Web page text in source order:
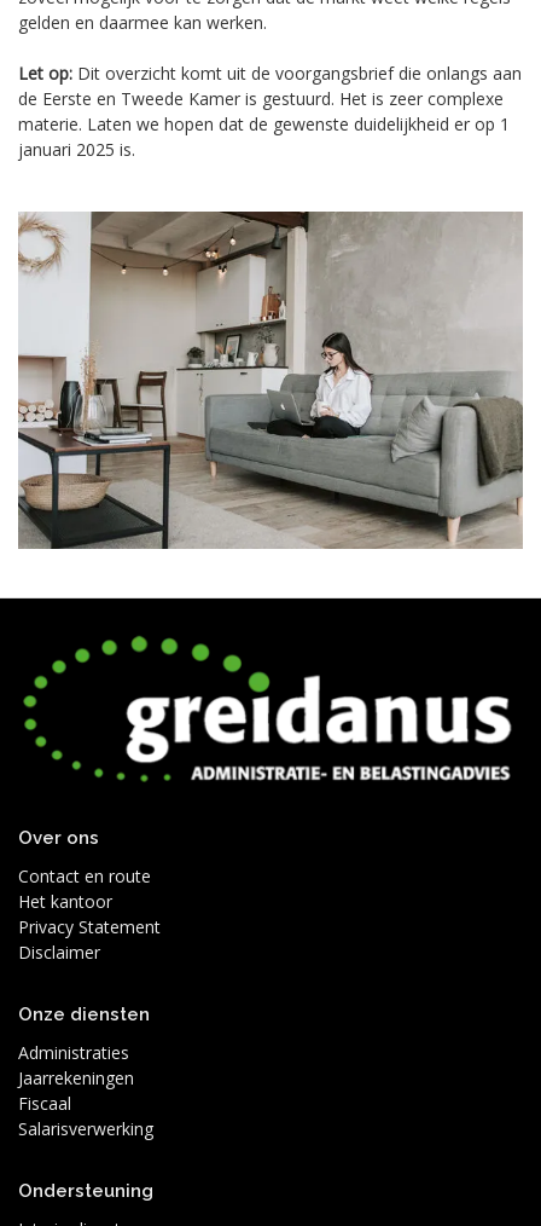
gelden en daarmee kan werken.
Let op: Dit overzicht komt uit de voorgangsbrief die onlangs aan
de Eerste en Tweede Kamer is gestuurd. Het is zeer complexe
materie. Laten we hopen dat de gewenste duidelijkheid er op 1
januari 2025 is.
Over ons
Contact en route
Het kantoor
Privacy Statement
Disclaimer
Onze diensten
Administraties
Jaarrekeningen
Fiscaal
Salarisverwerking
Ondersteuning